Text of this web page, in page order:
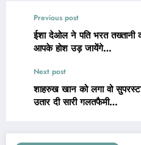
Previous post
ईशा देओल ने पति भरत तख्तानी
आपके होश उड़ जायेंगे…
Next post
शाहरुख खान को लगा वो
उतार दी सारी गलतफैमी…